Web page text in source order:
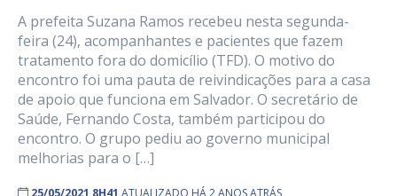
A prefeita Suzana Ramos recebeu nesta segunda-
feira (24), acompanhantes e pacientes que fazem
tratamento fora do domicílio (TFD). O motivo do
encontro foi uma pauta de reivindicações para a casa
de apoio que funciona em Salvador. O secretário de
Saúde, Fernando Costa, também participou do
encontro. O grupo pediu ao governo municipal
melhorias para o […]
25/05/2021 8H41 ATUALIZADO HÁ 2 ANOS ATRÁS